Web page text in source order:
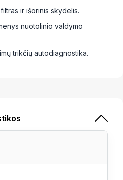
ir išorinis skydelis.
nuotolinio valdymo
trikčių autodiagnostika.